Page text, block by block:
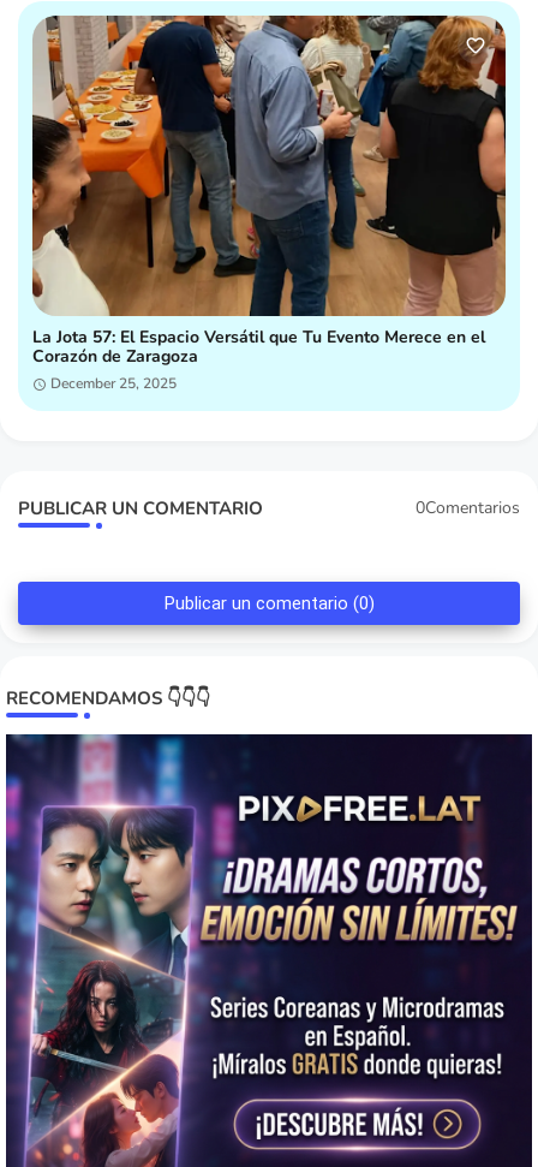
La Jota 57: El Espacio Versátil que Tu Evento Merece en el
Corazón de Zaragoza
December 25, 2025
PUBLICAR UN COMENTARIO 0Comentarios
Publicar un comentario (0)
RECOMENDAMOS 👇👇👇